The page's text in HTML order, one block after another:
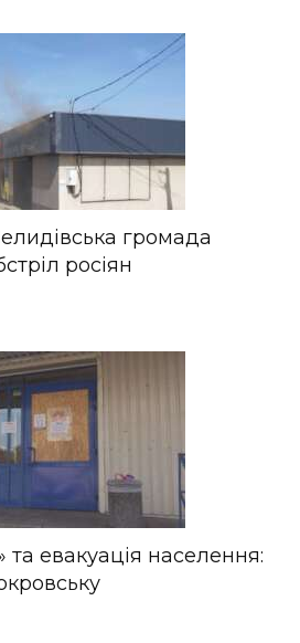
громада
росіян
евакуація населення: